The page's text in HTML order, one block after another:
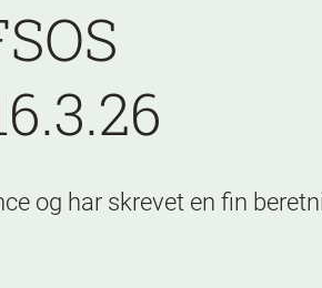
og har skrevet en fin